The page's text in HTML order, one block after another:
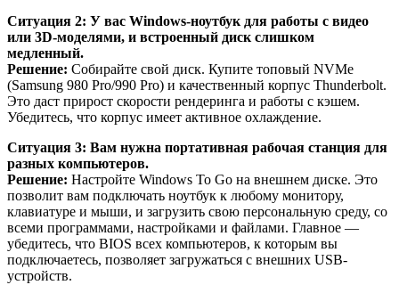
Ситуация 2: У вас Windows-ноутбук для работы с видео
или 3D-моделями, и встроенный диск слишком
медленный.
Решение: Собирайте свой диск. Купите топовый NVMe
(Samsung 980 Pro/990 Pro) и качественный корпус Thunderbolt.
Это даст прирост скорости рендеринга и работы с кэшем.
Убедитесь, что корпус имеет активное охлаждение.
Ситуация 3: Вам нужна портативная рабочая станция для
разных компьютеров.
Решение: Настройте Windows To Go на внешнем диске. Это
позволит вам подключать ноутбук к любому монитору,
клавиатуре и мыши, и загрузить свою персональную среду, со
всеми программами, настройками и файлами. Главное —
убедитесь, что BIOS всех компьютеров, к которым вы
подключаетесь, позволяет загружаться с внешних USB-
устройств.